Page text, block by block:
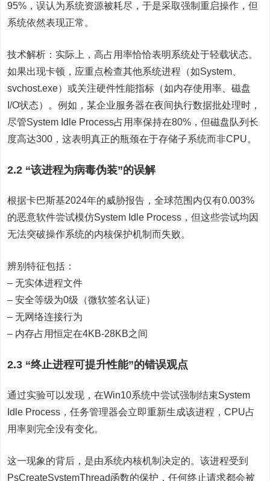
95%，误认为系统资源被耗尽，于是采取强制重启操作，但
系统依然表现正常。
技术解析：实际上，高占用率恰恰表明系统处于轻载状态。
如果出现卡顿，应重点检查其他系统进程（如System、
svchost.exe）或关注硬件性能指标（如内存使用率、磁盘
I/O状态）。例如，某企业服务器在夜间执行数据批处理时，
尽管System Idle Process占用率保持在80%，但磁盘队列长
度高达300，这表明真正的瓶颈在于存储子系统而非CPU。
2.2 “该进程为病毒伪装”的误解
根据卡巴斯基2024年的威胁报告，全球范围内仅有0.003%
的恶意软件尝试模仿System Idle Process，但这些尝试均因
无法突破操作系统的内核保护机制而失败。
辨别特征包括：
– 无实体进程文件
– 安全等级为0级（微软签名认证）
– 无网络连接行为
– 内存占用恒定在4KB-28KB之间
2.3 “终止进程可提升性能”的错误观点
通过实验可以发现，在Win10系统中尝试强制结束System
Idle Process，任务管理器会立即重新生成该进程，CPU占
用率则完全没有变化。
这一现象的背后，是由系统内核机制决定的。该进程受到
PsCreateSystemThread函数的保护，任何终止请求都会被